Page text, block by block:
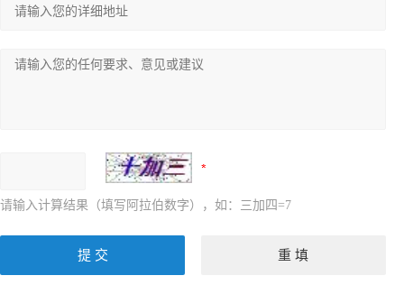
请输入计算结果（填写阿拉伯数字），如：三加四=7